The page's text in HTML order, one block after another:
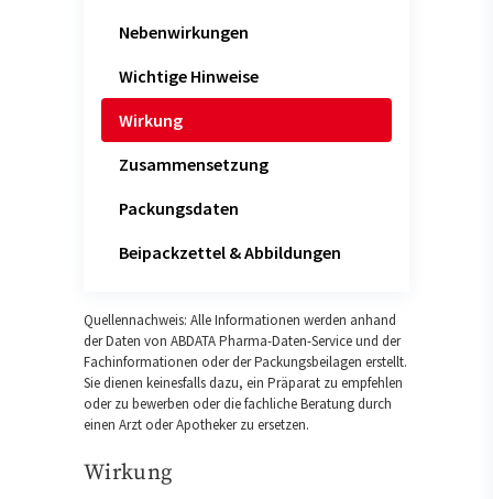
Nebenwirkungen
Wichtige Hinweise
Wirkung
Zusammensetzung
Packungsdaten
Beipackzettel & Abbildungen
Quellennachweis: Alle Informationen werden anhand
der Daten von ABDATA Pharma-Daten-Service und der
Fachinformationen oder der Packungsbeilagen erstellt.
Sie dienen keinesfalls dazu, ein Präparat zu empfehlen
oder zu bewerben oder die fachliche Beratung durch
einen Arzt oder Apotheker zu ersetzen.
Wirkung